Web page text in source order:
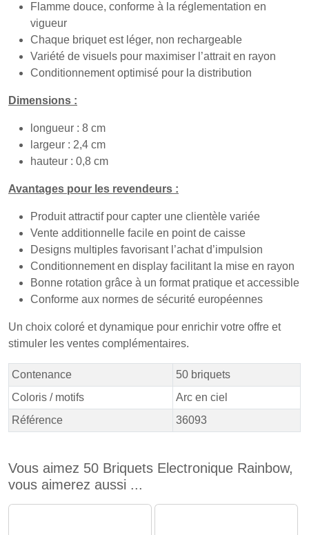
Flamme douce, conforme à la réglementation en
vigueur
Chaque briquet est léger, non rechargeable
Variété de visuels pour maximiser l’attrait en rayon
Conditionnement optimisé pour la distribution
Dimensions :
longueur : 8 cm
largeur : 2,4 cm
hauteur : 0,8 cm
Avantages pour les revendeurs :
Produit attractif pour capter une clientèle variée
Vente additionnelle facile en point de caisse
Designs multiples favorisant l’achat d’impulsion
Conditionnement en display facilitant la mise en rayon
Bonne rotation grâce à un format pratique et accessible
Conforme aux normes de sécurité européennes
Un choix coloré et dynamique pour enrichir votre offre et
stimuler les ventes complémentaires.
Contenance
50 briquets
Coloris / motifs
Arc en ciel
Référence
36093
Vous aimez 50 Briquets Electronique Rainbow,
vous aimerez aussi ...